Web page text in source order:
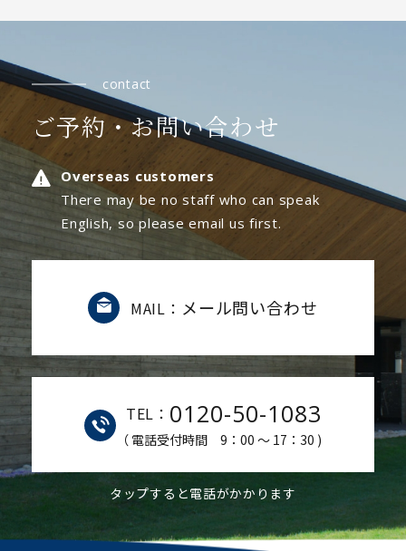
contact
ご予約・お問い合わせ
Overseas customers
There may be no staff who can speak
English, so please email us first.
MAIL： メール問い合わせ
TEL： 0120-50-1083
（ 電話受付時間 9：00 ～ 17：30 )
タップすると電話がかかります